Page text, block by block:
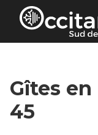
Panneau de gestion
Gîtes
45